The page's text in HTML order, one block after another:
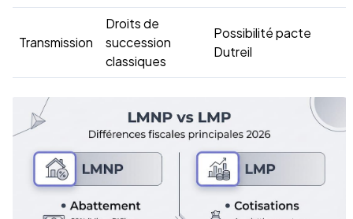
Transmission
Droits de
succession
classiques
Possibilité pacte
Dutreil